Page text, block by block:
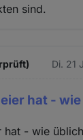
sind.
Di. 21
hat - wie
hat - wie